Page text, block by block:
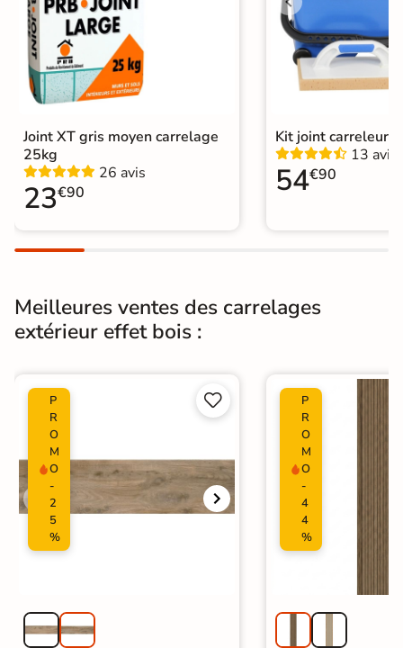
Résistant au Gel
Conditionnement
Choix
Pose
Support Ancien carrelage
Type de pose Pose collée
Catégories
Carrelage Beige
Carrelage intérieur / extérieur
identique
Joint XT gris moyen carrelage
25kg
26 avis
23€90
Kit joint carreleur
13 avis
54€90
Meilleures ventes des carrelages
extérieur effet bois :
P
R
O
M
O
-
2
5
%


P
R
O
M
O
-
4
4
%